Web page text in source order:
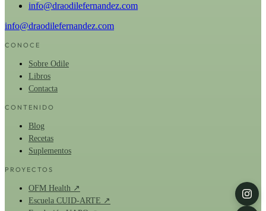
info@draodilefernandez.com
info@draodilefernandez.com
CONOCE
Sobre Odile
Libros
Contacta
CONTENIDO
Blog
Recetas
Suplementos
PROYECTOS
OFM Health ↗
Escuela CUID-ARTE ↗